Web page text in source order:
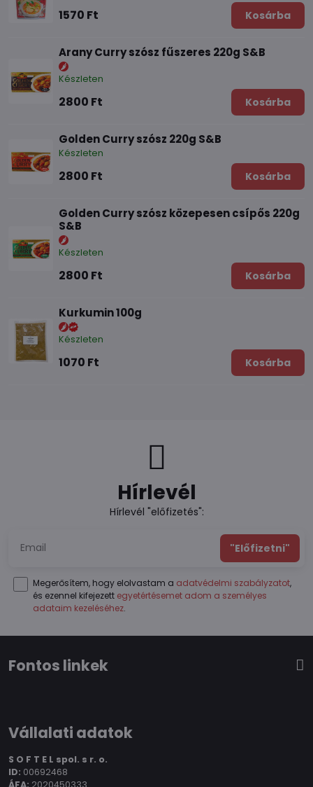
1570 Ft Kosárba
Arany Curry szósz fűszeres 220g S&B
Készleten
2800 Ft Kosárba
Golden Curry szósz 220g S&B
Készleten
2800 Ft Kosárba
Golden Curry szósz közepesen csípős 220g
S&B
Készleten
2800 Ft Kosárba
Kurkumin 100g
Készleten
1070 Ft Kosárba
Hírlevél
Hírlevél "előfizetés":
"Előfizetni"
Megerősítem, hogy elolvastam a adatvédelmi szabályzatot,
és ezennel kifejezett egyetértésemet adom a személyes
adataim kezeléséhez.
Fontos linkek
Vállalati adatok
S O F T E L spol. s r. o.
ID: 00692468
ÁFA: 2020450333